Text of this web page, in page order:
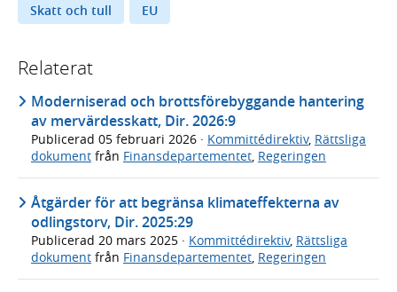
Skatt och tull
EU
Relaterat
Moderniserad och brottsförebyggande hantering
av mervärdesskatt, Dir. 2026:9
Publicerad 05 februari 2026 · Kommittédirektiv, Rättsliga
dokument från Finansdepartementet, Regeringen
Åtgärder för att begränsa klimateffekterna av
odlingstorv, Dir. 2025:29
Publicerad 20 mars 2025 · Kommittédirektiv, Rättsliga
dokument från Finansdepartementet Regeringen